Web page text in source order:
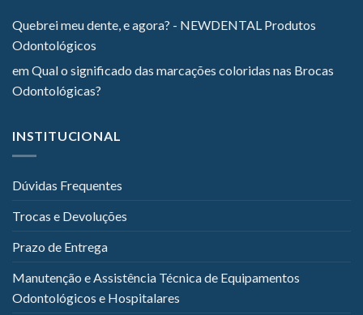
Quebrei meu dente, e agora? - NEWDENTAL Produtos
Odontológicos
emQual o significado das marcações coloridas nas Brocas
Odontológicas?
INSTITUCIONAL
Dúvidas Frequentes
Trocas e Devoluções
Prazo de Entrega
Manutenção e Assistência Técnica de Equipamentos
Odontológicos e Hospitalares